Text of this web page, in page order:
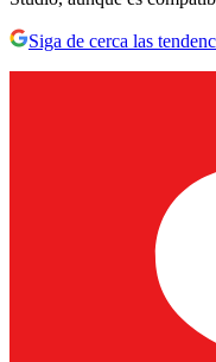
Siga de cerca las